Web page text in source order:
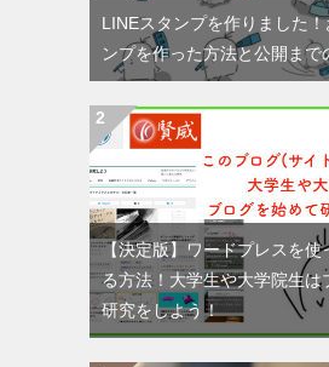
LINEスタンプを作りました
ンプを作った方法と公開まで
【決定版】ワードプレスを使
る方法！大学生や大学院生は
研究をしよう！